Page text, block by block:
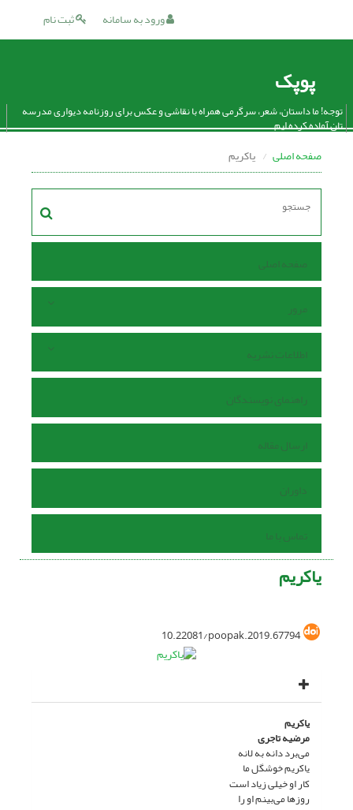
ثبت نام ورود به سامانه
پوپک
توجه! ما داستان، شعر، سرگرمی همراه با نقاشی و عکس برای روزنامه دیواری مدرسه
تان آماده کرده ایم.
صفحه اصلی یاکریم
صفحه اصلی
مرور
اطلاعات نشریه
راهنمای نویسندگان
ارسال مقاله
داوران
تماس با ما
یاکریم
10.22081/poopak.2019.67794
یاکریم
مرضیه تاجری
می‌برد دانه به لانه
یاکریم خوشگل ما
کار او خیلی زیاد است
روزها می‌بینم او را